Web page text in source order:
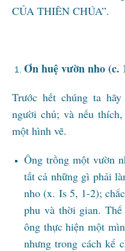
CỦA THIÊN CHÚA”.
Ơn huệ vườn nho (c.
Trước hết chúng ta
người chủ; và nếu
một hình vẽ.
Ông trồng một vườn
tất cả những gì phải
nho (x. Is 5, 1-2);
phu và thời gian.
ông thực hiện một
nhưng trong cách kể